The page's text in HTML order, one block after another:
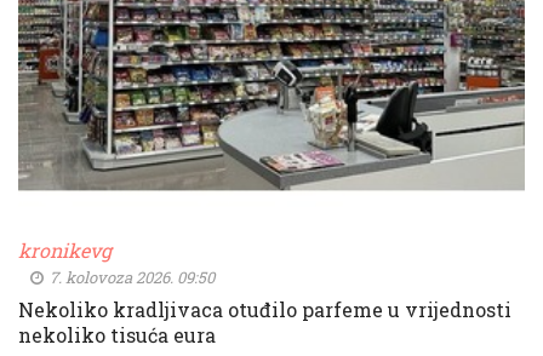
kronikevg
7. kolovoza 2026. 09:50
Nekoliko kradljivaca otuđilo parfeme u vrijednosti
nekoliko tisuća eura